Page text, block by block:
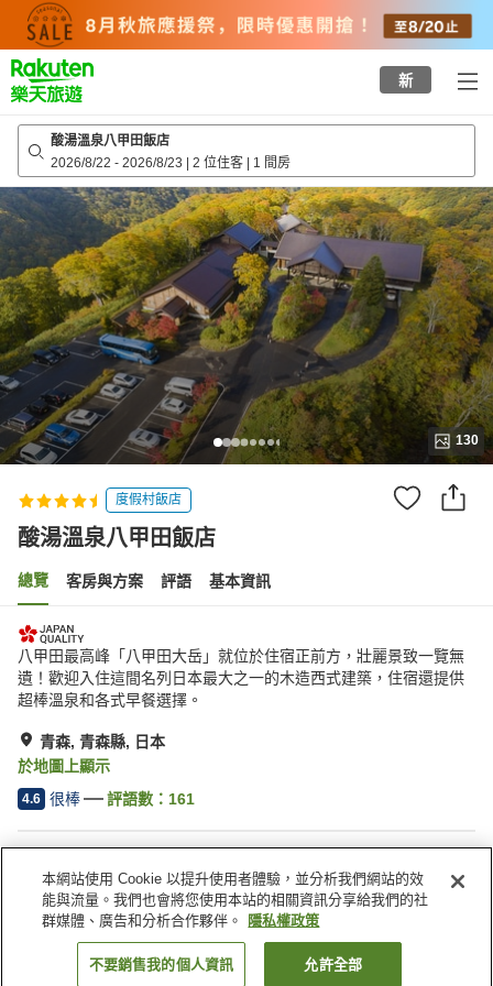
top
page
新
酸湯溫泉八甲田飯店
2026/8/22 - 2026/8/23 | 2 位住客 | 1 間房
130
度假村飯店
酸湯溫泉八甲田飯店
總覽 客房與方案 評語 基本資訊
八甲田最高峰「八甲田大岳」就位於住宿正前方，壯麗景致一覽無
遺！歡迎入住這間名列日本最大之一的木造西式建築，住宿還提供
超棒溫泉和各式早餐選擇。
青森, 青森縣, 日本
於地圖上顯示
4.6 很棒 評語數： 161
車站接送服務
寄存行李服務
保險箱（櫃台）
宅配服務
日本 青森縣 青森 酸湯溫泉八甲田飯店
找客房
本網站使用 Cookie 以提升使用者體驗，並分析我們網站的效
能與流量。我們也會將您使用本站的相關資訊分享給我們的社
群媒體、廣告和分析合作夥伴。
隱私權政策
不要銷售我的個人資訊 允許全部